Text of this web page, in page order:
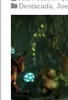
Destacada ,